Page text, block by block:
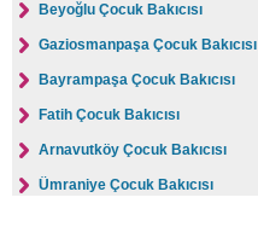
Beyoğlu Çocuk Bakıcısı
Gaziosmanpaşa Çocuk Bakıcısı
Bayrampaşa Çocuk Bakıcısı
Fatih Çocuk Bakıcısı
Arnavutköy Çocuk Bakıcısı
Ümraniye Çocuk Bakıcısı